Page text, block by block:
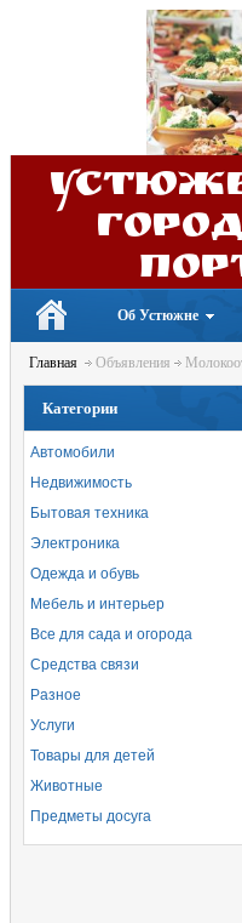
Об Устюжне
Главная Объявления
Категории
Автомобили
Недвижимость
Бытовая техника
Электроника
Одежда и обувь
Мебель и интерьер
Все для сада и огорода
Средства связи
Разное
Услуги
Товары для детей
Животные
Предметы досуга